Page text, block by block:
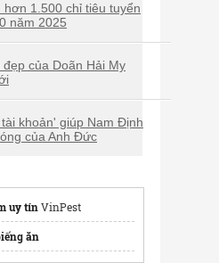
1.500 chỉ tiêu tuyển
năm 2025
đẹp của Doãn Hải My
khoản' giúp Nam Định
của Anh Đức
uy tínVinPest
ăn